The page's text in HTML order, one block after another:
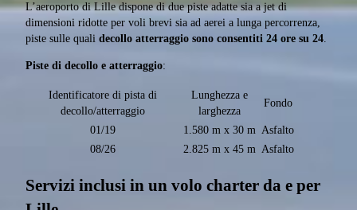
L’aeroporto di Lille dispone di due piste adatte sia a jet di
dimensioni ridotte per voli brevi sia ad aerei a lunga percorrenza,
piste sulle quali decollo atterraggio sono consentiti 24 ore su 24.
Piste di decollo e atterraggio:
Identificatore di pista di
decollo/atterraggio
Lunghezza e
larghezza
Fondo
01/19 1.580 m x 30 m Asfalto
08/26
2.825 m x 45 m Asfalto
Servizi inclusi in un volo charter da e per